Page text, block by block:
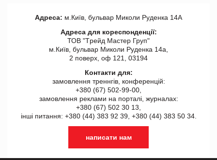
Адреса: м.Київ, бульвар Миколи Руденка 14А
Адреса для кореспонденції:
ТОВ "Tрейд Мастер Груп"
м.Київ, бульвар Миколи Руденка 14а,
2 поверх, оф 121, 03194
Контакти для:
замовлення треннгів, конференцій:
+380 (67) 502-99-00,
замовлення реклами на порталі, журналах:
+380 (67) 502 30 13,
інші питання: +380 (44) 383 92 39, +380 (44) 383 50 34.
написати нам